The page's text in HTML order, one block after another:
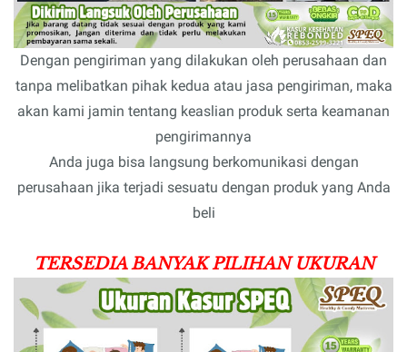
Dengan pengiriman yang dilakukan oleh perusahaan dan
tanpa melibatkan pihak kedua atau jasa pengiriman, maka
akan kami jamin tentang keaslian produk serta keamanan
pengirimannya
Anda juga bisa langsung berkomunikasi dengan
perusahaan jika terjadi sesuatu dengan produk yang Anda
beli
TERSEDIA BANYAK PILIHAN UKURAN